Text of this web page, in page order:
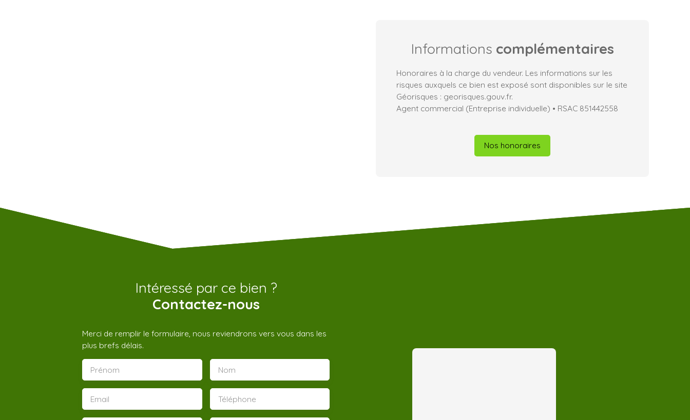
Informations complémentaires
Honoraires à la charge du vendeur. Les informations sur les
risques auxquels ce bien est exposé sont disponibles sur le site
Géorisques : georisques.gouv.fr.
Agent commercial (Entreprise individuelle) • RSAC 851442558
Nos honoraires
Intéressé par ce bien ?
Contactez-nous
Merci de remplir le formulaire, nous reviendrons vers vous dans les
plus brefs délais.
Prénom Nom
Email Téléphone